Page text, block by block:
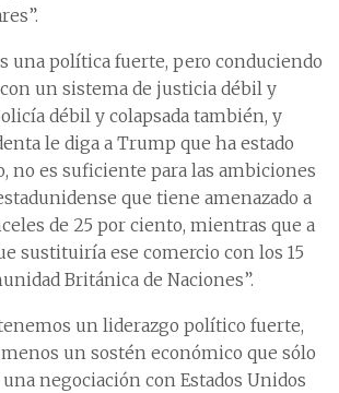
una política fuerte, pero conduciendo
un sistema de justicia débil y
débil y colapsada también, y
le diga a Trump que ha estado
no es suficiente para las ambiciones
que tiene amenazado a
de 25 por ciento, mientras que a
sustituiría ese comercio con los 15
Británica de Naciones”.
un liderazgo político fuerte,
un sostén económico que sólo
negociación con Estados Unidos